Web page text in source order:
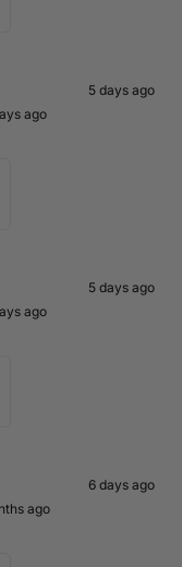
5 days ago
ago
5 days ago
ago
6 days ago
ago